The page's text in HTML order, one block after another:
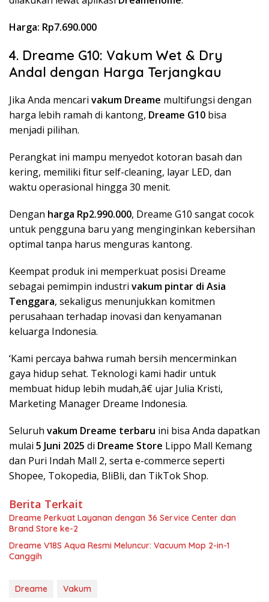
Harga: Rp7.690.000
4. Dreame G10: Vakum Wet & Dry
Andal dengan Harga Terjangkau
Jika Anda mencari vakum Dreame multifungsi dengan
harga lebih ramah di kantong, Dreame G10 bisa
menjadi pilihan.
Perangkat ini mampu menyedot kotoran basah dan
kering, memiliki fitur self-cleaning, layar LED, dan
waktu operasional hingga 30 menit.
Dengan harga Rp2.990.000, Dreame G10 sangat cocok
untuk pengguna baru yang menginginkan kebersihan
optimal tanpa harus menguras kantong.
Keempat produk ini memperkuat posisi Dreame
sebagai pemimpin industri vakum pintar di Asia
Tenggara, sekaligus menunjukkan komitmen
perusahaan terhadap inovasi dan kenyamanan
keluarga Indonesia.
‘Kami percaya bahwa rumah bersih mencerminkan
gaya hidup sehat. Teknologi kami hadir untuk
membuat hidup lebih mudah,â€ ujar Julia Kristi,
Marketing Manager Dreame Indonesia.
Seluruh vakum Dreame terbaru ini bisa Anda dapatkan
mulai 5 Juni 2025 di Dreame Store Lippo Mall Kemang
dan Puri Indah Mall 2, serta e-commerce seperti
Shopee, Tokopedia, BliBli, dan TikTok Shop.
Berita Terkait
Dreame Perkuat Layanan dengan 36 Service Center dan
Brand Store ke-2
Dreame V18S Aqua Resmi Meluncur: Vacuum Mop 2-in-1
Canggih
Dreame Vakum